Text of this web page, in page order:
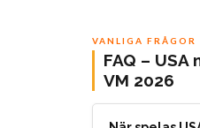
VANLIGA FRÅGOR
FAQ –
VM 2026